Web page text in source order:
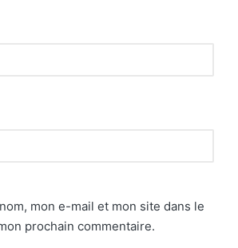
mon e-mail et mon site dans le
prochain commentaire.